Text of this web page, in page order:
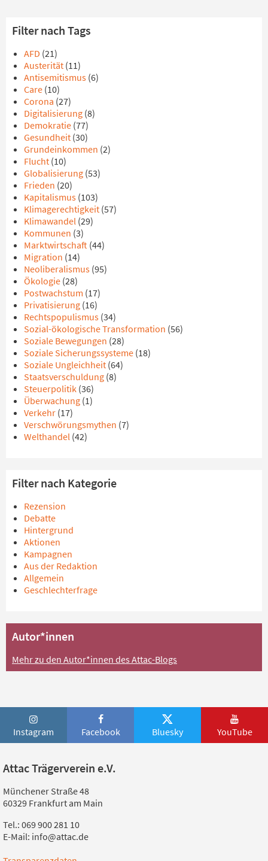
Filter nach Tags
AFD (21)
Austerität (11)
Antisemitismus (6)
Care (10)
Corona (27)
Digitalisierung (8)
Demokratie (77)
Gesundheit (30)
Grundeinkommen (2)
Flucht (10)
Globalisierung (53)
Frieden (20)
Kapitalismus (103)
Klimagerechtigkeit (57)
Klimawandel (29)
Kommunen (3)
Marktwirtschaft (44)
Migration (14)
Neoliberalismus (95)
Ökologie (28)
Postwachstum (17)
Privatisierung (16)
Rechtspopulismus (34)
Sozial-ökologische Transformation (56)
Soziale Bewegungen (28)
Soziale Sicherungssysteme (18)
Soziale Ungleichheit (64)
Staatsverschuldung (8)
Steuerpolitik (36)
Überwachung (1)
Verkehr (17)
Verschwörungsmythen (7)
Welthandel (42)
Filter nach Kategorie
Rezension
Debatte
Hintergrund
Aktionen
Kampagnen
Aus der Redaktion
Allgemein
Geschlechterfrage
Autor*innen
Mehr zu den Autor*innen des Attac-Blogs
Instagram Facebook Bluesky YouTube
Attac Trägerverein e.V.
Münchener Straße 48
60329 Frankfurt am Main
Tel.: 069 900 281 10
E-Mail: info@attac.de